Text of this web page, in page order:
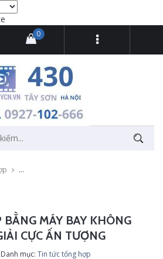
0
Loạt ảnh chụp bằng máy bay không người
MÁY BAY KHÔNG
CỰC ẤN TƯỢNG
mục: Tin tức tổng hợp